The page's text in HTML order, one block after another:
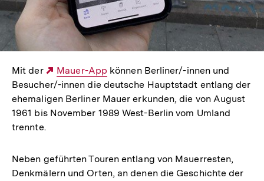
Mit der
Externer
Link:
Mauer-App können Berliner/-innen und
Besucher/-innen die deutsche Hauptstadt entlang der
ehemaligen Berliner Mauer erkunden, die von August
1961 bis November 1989 West-Berlin vom Umland
trennte.
Neben geführten Touren entlang von Mauerresten,
Denkmälern und Orten, an denen die Geschichte der